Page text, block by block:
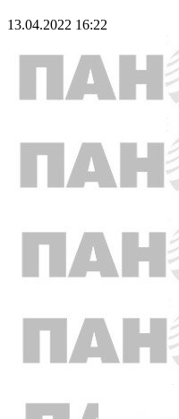
13.04.2022 16:22